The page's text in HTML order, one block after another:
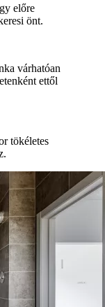
előre
önt.
várhatóan
ettől
tökéletes